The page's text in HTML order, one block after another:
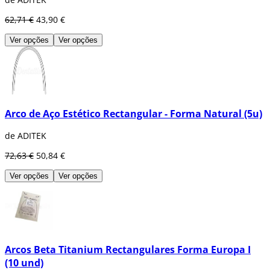
62,71 € 43,90 €
Ver opções Ver opções
Arco de Aço Estético Rectangular - Forma Natural (5u)
de ADITEK
72,63 € 50,84 €
Ver opções Ver opções
Arcos Beta Titanium Rectangulares Forma Europa I
(10 und)